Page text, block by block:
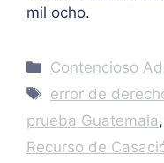
mil ocho.
Categories
Contencioso
Tags
error de
prueba Guatemala,
Recurso de